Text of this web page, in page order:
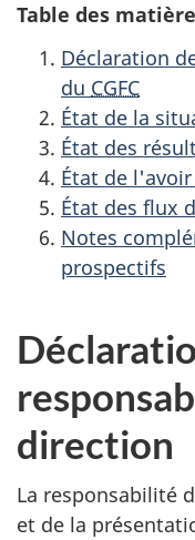
Table des
Déclaration
du CGFC
État de la
État des
État de
État des flux
Notes
prospectifs
direction
La responsabilité
et de la